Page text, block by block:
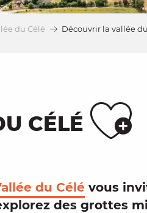
du Célé Découvrir la vallée
CÉLÉ
du Célé vous
des grottes